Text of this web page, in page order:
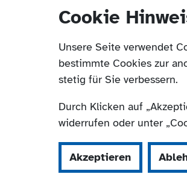
Cookie
Unsere Seite verwendet
bestimmte Cookies zur
stetig für Sie verbessern.
Durch Klicken auf
widerrufen oder unter
Akzeptieren